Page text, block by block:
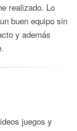
realizado. Lo
buen equipo sin
y además
juegos y